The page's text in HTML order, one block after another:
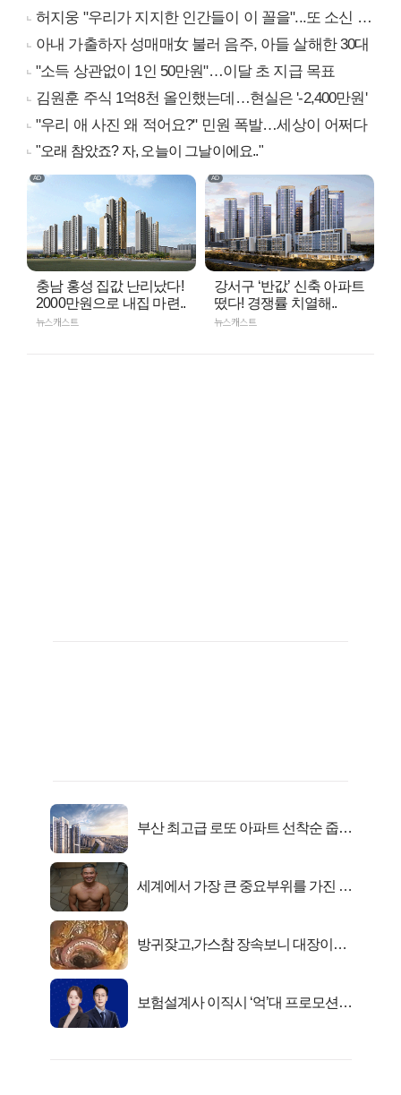
허지웅 "우리가 지지한 인간들이 이 꼴을"...또 소신 발언
아내 가출하자 성매매女 불러 음주, 아들 살해한 30대
"소득 상관없이 1인 50만원"…이달 초 지급 목표
김원훈 주식 1억8천 올인했는데…현실은 '-2,400만원'
"우리 애 사진 왜 적어요?" 민원 폭발…세상이 어쩌다
"오래 참았죠? 자, 오늘이 그날이에요.."
충남 홍성 집값 난리났다!
2000만원으로 내집 마련..
뉴스캐스트
강서구 ‘반값’ 신축 아파트
떴다! 경쟁률 치열해..
뉴스캐스트
부산 최고급 로또 아파트 선착순 줍줍
세계에서 가장 큰 중요부위를 가진 남
방귀잦고,가스참 장속보니 대장이아
보험설계사 이직시 ‘억’대 프로모션!